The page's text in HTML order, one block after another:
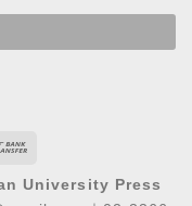
University Press